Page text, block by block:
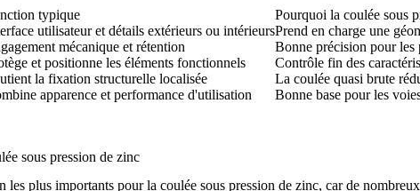
typique Pourquoi la coulée sous
utilisateur et détails extérieurs ou intérieursPrend en charge une
mécanique et rétention Bonne précision pour les
et positionne les éléments fonctionnels Contrôle fin des
la fixation structurelle localisée La coulée quasi brute
apparence et performance d'utilisation Bonne base pour les
sous pression de zinc
plus importants pour la coulée sous pression de zinc, car de